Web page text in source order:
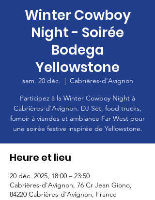
Winter Cowboy
Night - Soirée
Bodega
Yellowstone
sam. 20 déc.
  |
Cabrières-d'Avignon
Participez à la Winter Cowboy Night à
Cabrières-d’Avignon. DJ Set, food trucks,
fumoir à viandes et ambiance Far West pour
une soirée festive inspirée de Yellowstone.
Heure et lieu
20 déc. 2025, 18:00 – 23:50
Cabrières-d'Avignon, 76 Cr Jean Giono,
84220 Cabrières-d'Avignon, France